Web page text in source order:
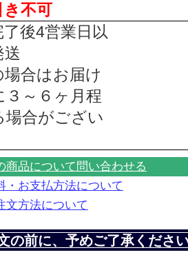
不可
後4営業日以
送
場合はお届け
３～６ヶ月程
場合がござい
商品について問い合わせる
・お支払方法について
文方法について
の前に、予めご了承くださ